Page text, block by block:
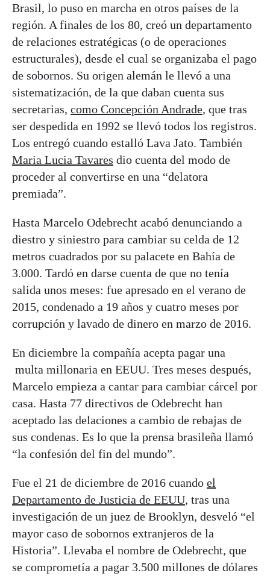
Brasil, lo puso en marcha en otros países de la
región. A finales de los 80, creó un departamento
de relaciones estratégicas (o de operaciones
estructurales), desde el cual se organizaba el pago
de sobornos. Su origen alemán le llevó a una
sistematización, de la que daban cuenta sus
secretarias, como Concepción Andrade, que tras
ser despedida en 1992 se llevó todos los registros.
Los entregó cuando estalló Lava Jato. También
Maria Lucia Tavares dio cuenta del modo de
proceder al convertirse en una “delatora
premiada”.
Hasta Marcelo Odebrecht acabó denunciando a
diestro y siniestro para cambiar su celda de 12
metros cuadrados por su palacete en Bahía de
3.000. Tardó en darse cuenta de que no tenía
salida unos meses: fue apresado en el verano de
2015, condenado a 19 años y cuatro meses por
corrupción y lavado de dinero en marzo de 2016.
En diciembre la compañía acepta pagar una
multa millonaria en EEUU. Tres meses después,
Marcelo empieza a cantar para cambiar cárcel por
casa. Hasta 77 directivos de Odebrecht han
aceptado las delaciones a cambio de rebajas de
sus condenas. Es lo que la prensa brasileña llamó
“la confesión del fin del mundo”.
Fue el 21 de diciembre de 2016 cuando el
Departamento de Justicia de EEUU, tras una
investigación de un juez de Brooklyn, desveló “el
mayor caso de sobornos extranjeros de la
Historia”. Llevaba el nombre de Odebrecht, que
se comprometía a pagar 3.500 millones de dólares